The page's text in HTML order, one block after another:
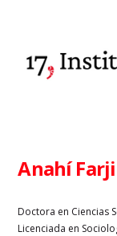
Anahí
Doctora en Ciencias
Licenciada en